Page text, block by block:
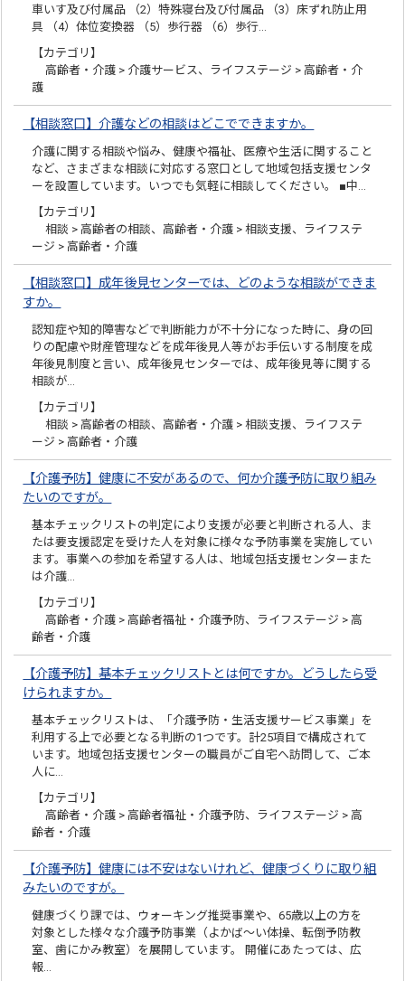
車いす及び付属品 （2）特殊寝台及び付属品 （3）床ずれ防止用
具 （4）体位変換器 （5）歩行器 （6）歩行…
【カテゴリ】
高齢者・介護 > 介護サービス、ライフステージ > 高齢者・介
護
【相談窓口】介護などの相談はどこでできますか。
介護に関する相談や悩み、健康や福祉、医療や生活に関すること
など、さまざまな相談に対応する窓口として地域包括支援センタ
ーを設置しています。いつでも気軽に相談してください。 ■中…
【カテゴリ】
相談 > 高齢者の相談、高齢者・介護 > 相談支援、ライフステ
ージ > 高齢者・介護
【相談窓口】成年後見センターでは、どのような相談ができま
すか。
認知症や知的障害などで判断能力が不十分になった時に、身の回
りの配慮や財産管理などを成年後見人等がお手伝いする制度を成
年後見制度と言い、成年後見センターでは、成年後見等に関する
相談が…
【カテゴリ】
相談 > 高齢者の相談、高齢者・介護 > 相談支援、ライフステ
ージ > 高齢者・介護
【介護予防】健康に不安があるので、何か介護予防に取り組み
たいのですが。
基本チェックリストの判定により支援が必要と判断される人、ま
たは要支援認定を受けた人を対象に様々な予防事業を実施してい
ます。事業への参加を希望する人は、地域包括支援センターまた
は介護…
【カテゴリ】
高齢者・介護 > 高齢者福祉・介護予防、ライフステージ > 高
齢者・介護
【介護予防】基本チェックリストとは何ですか。どうしたら受
けられますか。
基本チェックリストは、「介護予防・生活支援サービス事業」を
利用する上で必要となる判断の1つです。計25項目で構成されて
います。地域包括支援センターの職員がご自宅へ訪問して、ご本
人に…
【カテゴリ】
高齢者・介護 > 高齢者福祉・介護予防、ライフステージ > 高
齢者・介護
【介護予防】健康には不安はないけれど、健康づくりに取り組
みたいのですが。
健康づくり課では、ウォーキング推奨事業や、65歳以上の方を
対象とした様々な介護予防事業（よかば～い体操、転倒予防教
室、歯にかみ教室）を展開しています。 開催にあたっては、広
報…